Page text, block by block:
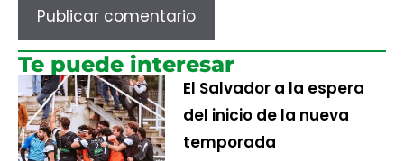
Te puede interesar
El Salvador a la espera
del inicio de la nueva
temporada